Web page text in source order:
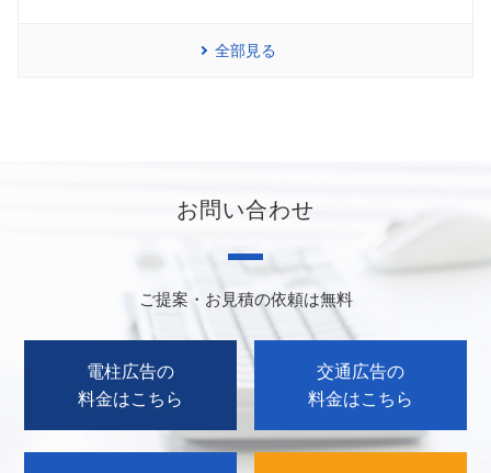
全部見る
お問い合わせ
ご提案・お見積の依頼は無料
電柱広告の
料金はこちら
交通広告の
料金はこちら